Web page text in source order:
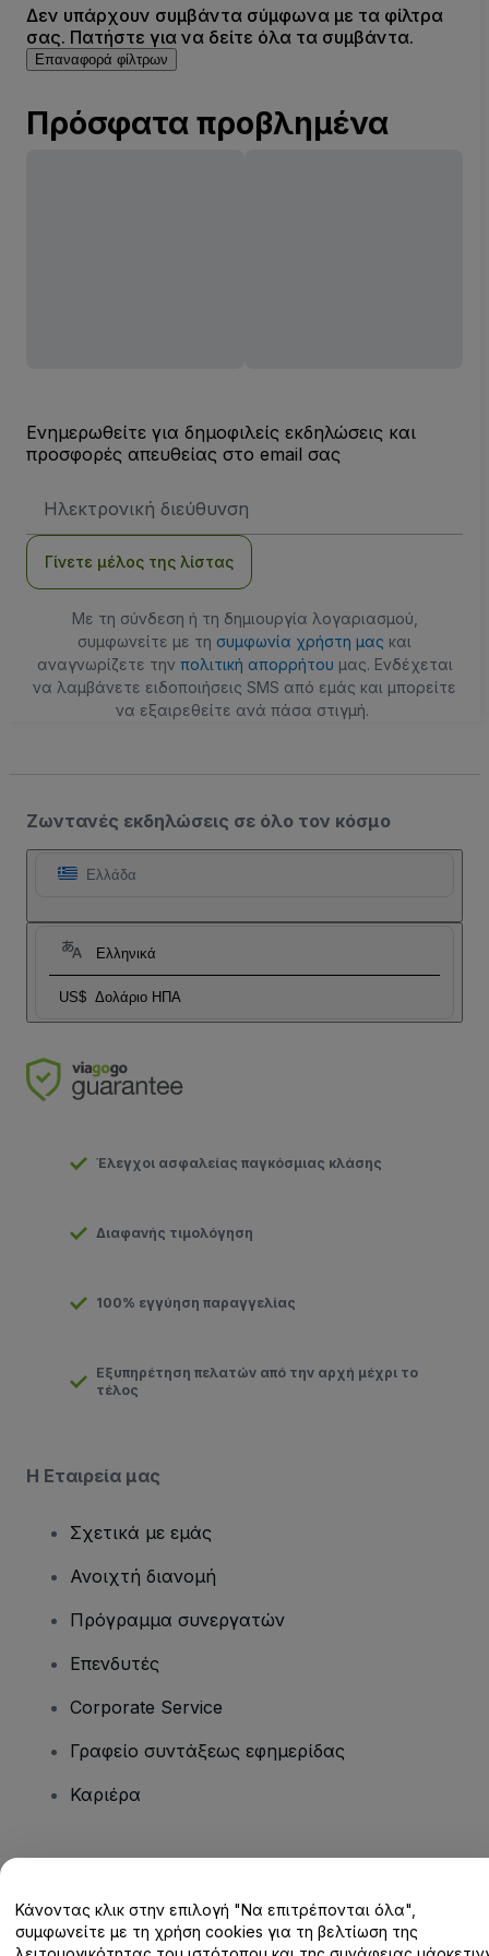
Δεν υπάρχουν συμβάντα σύμφωνα με τα φίλτρα
σας. Πατήστε για να δείτε όλα τα συμβάντα.
Επαναφορά φίλτρων
Πρόσφατα προβλημένα
Ενημερωθείτε για δημοφιλείς εκδηλώσεις και
προσφορές απευθείας στο email σας
Email
Γίνετε μέλος της λίστας
Με τη σύνδεση ή τη δημιουργία λογαριασμού,
συμφωνείτε με τη συμφωνία χρήστη μας και
αναγνωρίζετε την πολιτική απορρήτου μας. Ενδέχεται
να λαμβάνετε ειδοποιήσεις SMS από εμάς και μπορείτε
να εξαιρεθείτε ανά πάσα στιγμή.
Ζωντανές εκδηλώσεις σε όλο τον κόσμο
Ελλάδα
Ελληνικά
US$ Δολάριο ΗΠΑ
Έλεγχοι ασφαλείας παγκόσμιας κλάσης
Διαφανής τιμολόγηση
100% εγγύηση παραγγελίας
Εξυπηρέτηση πελατών από την αρχή μέχρι το
τέλος
Η Εταιρεία μας
Σχετικά με εμάς
Ανοιχτή διανομή
Πρόγραμμα συνεργατών
Επενδυτές
Corporate Service
Γραφείο συντάξεως εφημερίδας
Καριέρα
Κέντρο βοήθειας / Επικοινωνήστε μαζί μας
Κάνοντας κλικ στην επιλογή "Να επιτρέπονται όλα",
συμφωνείτε με τη χρήση cookies για τη βελτίωση της